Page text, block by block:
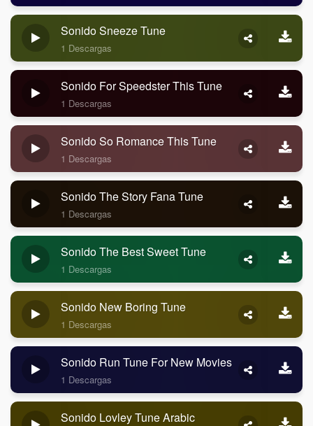
Sonido Sneeze Tune
1 Descargas
Sonido For Speedster This Tune
1 Descargas
Sonido So Romance This Tune
1 Descargas
Sonido The Story Fana Tune
1 Descargas
Sonido The Best Sweet Tune
1 Descargas
Sonido New Boring Tune
1 Descargas
Sonido Run Tune For New Movies
1 Descargas
Sonido Lovley Tune Arabic